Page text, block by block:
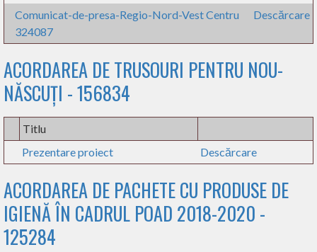
Comunicat-de-presa-Regio-Nord-Vest Centru
324087
Descărcare
ACORDAREA DE TRUSOURI PENTRU NOU-
NĂSCUȚI - 156834
Titlu
Prezentare proiect
Descărcare
ACORDAREA DE PACHETE CU PRODUSE DE
IGIENĂ ÎN CADRUL POAD 2018-2020 -
125284